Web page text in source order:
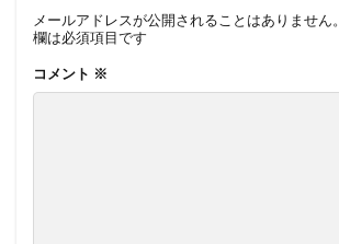
メールアドレスが公開されることはありません。
欄は必須項目です
コメント ※